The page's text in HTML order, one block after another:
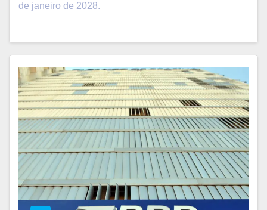
de janeiro de 2028.